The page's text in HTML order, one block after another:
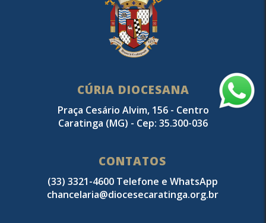
CÚRIA DIOCESANA
Praça Cesário Alvim, 156 - Centro
Caratinga (MG) - Cep: 35.300-036
CONTATOS
(33) 3321-4600 Telefone e WhatsApp
chancelaria@diocesecaratinga.org.br